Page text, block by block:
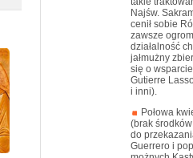
Najśw.
cenił sobie
zawsze
działalność
jałmużny
się o
Gutierre
i inni).
Połowa
(brak
do
Guerrero i